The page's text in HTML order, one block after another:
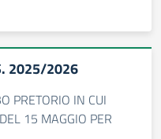
2025/2026
PRETORIO IN CUI
15 MAGGIO PER